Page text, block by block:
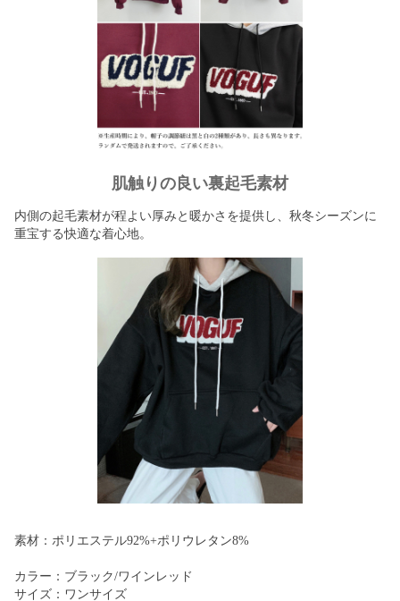
肌触りの良い裏起毛素材
内側の起毛素材が程よい厚みと暖かさを提供し、秋冬シーズンに
重宝する快適な着心地。
素材：ポリエステル92%+ポリウレタン8%
カラー：ブラック/ワインレッド
サイズ：ワンサイズ